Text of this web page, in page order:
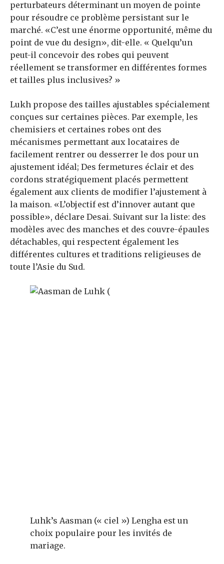
perturbateurs déterminant un moyen de pointe
pour résoudre ce problème persistant sur le
marché. «C’est une énorme opportunité, même du
point de vue du design», dit-elle. « Quelqu’un
peut-il concevoir des robes qui peuvent
réellement se transformer en différentes formes
et tailles plus inclusives? »
Lukh propose des tailles ajustables spécialement
conçues sur certaines pièces. Par exemple, les
chemisiers et certaines robes ont des
mécanismes permettant aux locataires de
facilement rentrer ou desserrer le dos pour un
ajustement idéal; Des fermetures éclair et des
cordons stratégiquement placés permettent
également aux clients de modifier l’ajustement à
la maison. «L’objectif est d’innover autant que
possible», déclare Desai. Suivant sur la liste: des
modèles avec des manches et des couvre-épaules
détachables, qui respectent également les
différentes cultures et traditions religieuses de
toute l’Asie du Sud.
Luhk’s Aasman (« ciel ») Lengha est un
choix populaire pour les invités de
mariage.